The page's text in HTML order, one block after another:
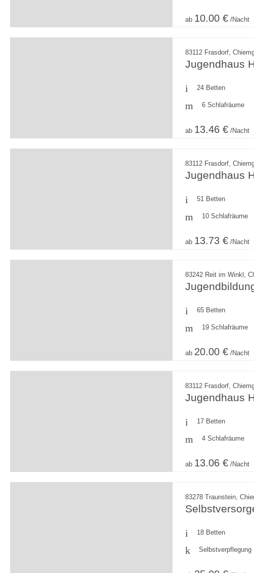
ab 10.00 € /Nacht
83112 Frasdorf,
Jugendhaus
24 Betten
6 Schlafräume
ab 13.46 € /Nacht
83112 Frasdorf,
Jugendhaus
51 Betten
10 Schlafräume
ab 13.73 € /Nacht
83242 Reit im Winkl,
65 Betten
19 Schlafräume
ab 20.00 € /Nacht
83112 Frasdorf,
Jugendhaus
17 Betten
4 Schlafräume
ab 13.06 € /Nacht
83278 Traunstein,
18 Betten
Selbstverpflegung